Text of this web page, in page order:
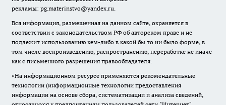
рекламы: pg.materinstvo@yandex.ru.
Вся информация, размещенная на данном сайте, охраняется в
соответствии с законодательством РФ об авторском праве и не
подлежит использованию кем-либо в какой бы то ни было форме, в
том числе воспроизведению, распространению, переработке не иначе
как с письменного разрешения правообладателя.
«На информационном ресурсе применяются рекомендательные
технологии (информационные технологии предоставления
информации на основе сбора, систематизации и анализа сведений,